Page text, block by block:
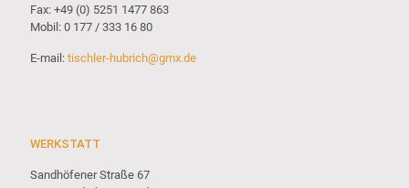
Fax: +49 (0) 5251 1477 863
Mobil: 0 177 / 333 16 80
E-mail: tischler-hubrich@gmx.de
WERKSTATT
Sandhöfener Straße 67